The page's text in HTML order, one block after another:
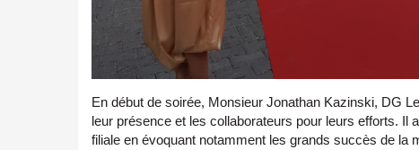
En début de soirée, Monsieur Jonathan Kazinski, DG
leur présence et les collaborateurs pour leurs efforts. Il
filiale en évoquant notamment les grands succès de la